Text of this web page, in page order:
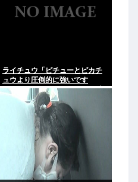
ライチュウ「ピチューとピカチ
ュウより圧倒的に強いです
www」←こいつが不人気な理由